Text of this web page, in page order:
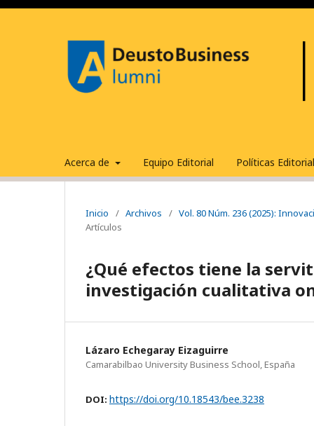
Acerca de Equipo Editorial Políticas
Inicio / Archivos / Vol. 80 Núm. 236 (2025):
Artículos
¿Qué efectos tiene la
investigación cualitativa
Lázaro Echegaray Eizaguirre
Camarabilbao University Business School, España
DOI: https://doi.org/10.18543/bee.3238